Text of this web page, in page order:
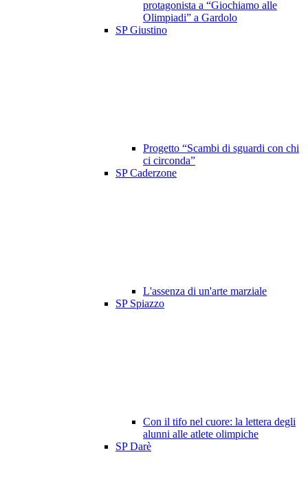
protagonista a “Giochiamo alle
Olimpiadi” a Gardolo
SP Giustino
Progetto “Scambi di sguardi con chi
ci circonda”
SP Caderzone
L'assenza di un'arte marziale
SP Spiazzo
Con il tifo nel cuore: la lettera degli
alunni alle atlete olimpiche
SP Darè